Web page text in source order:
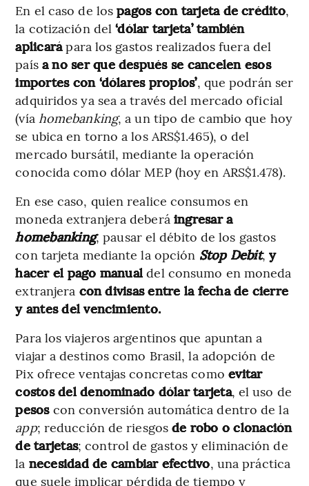
En el caso de lospagos con tarjeta de crédito,
la cotización del‘dólar tarjeta’ también
aplicarápara los gastos realizados fuera del
país a no ser que después se cancelen esos
importes con ‘dólares propios’, que podrán ser
adquiridos ya sea a través del mercado oficial
(vía homebanking, a un tipo de cambio que hoy
se ubica en torno a los ARS$1.465), o del
mercado bursátil, mediante la operación
conocida como dólar MEP (hoy en ARS$1.478).
En ese caso, quien realice consumos en
moneda extranjera deberá ingresar a
homebanking, pausar el débito de los gastos
con tarjeta mediante la opción Stop Debit,y
hacer el pago manual del consumo en moneda
extranjera con divisas entre la fecha de cierre
y antes del vencimiento.
Para los viajeros argentinos que apuntan a
viajar a destinos como Brasil, la adopción de
Pix ofrece ventajas concretas como evitar
costos del denominado dólar tarjeta, el uso de
pesos con conversión automática dentro de la
app; reducción de riesgosde robo o clonación
de tarjetas; control de gastos y eliminación de
la necesidad de cambiar efectivo, una práctica
que suele implicar pérdida de tiempo y